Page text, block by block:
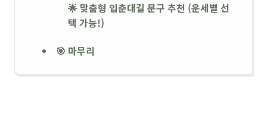
🌟 맞춤형 입춘대길 문구 추천 (운세별 선
택 가능!)
🎯 마무리